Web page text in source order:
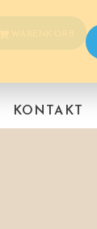
KONTAKT